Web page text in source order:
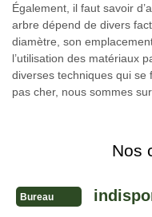
Également, il faut savoir
arbre dépend de divers
diamètre, son
l’utilisation des matériaux
diverses techniques qui se
pas cher, nous sommes
Nos
Bureau